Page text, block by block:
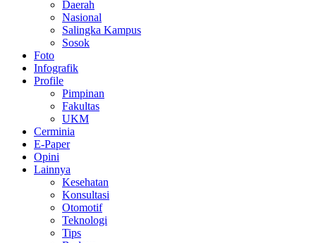
Daerah
Nasional
Salingka Kampus
Sosok
Foto
Infografik
Profile
Pimpinan
Fakultas
UKM
Cerminia
E-Paper
Opini
Lainnya
Kesehatan
Konsultasi
Otomotif
Teknologi
Tips